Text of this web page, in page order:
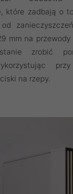
które zadbają o
mm na
zrobić
na rzepy.